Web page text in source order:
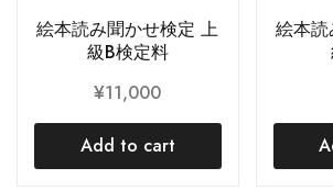
絵本読み聞かせ検定 上
級B検定料
¥11,000
Add to cart
絵本